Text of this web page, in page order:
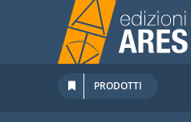
contenuto
PRODOTTI